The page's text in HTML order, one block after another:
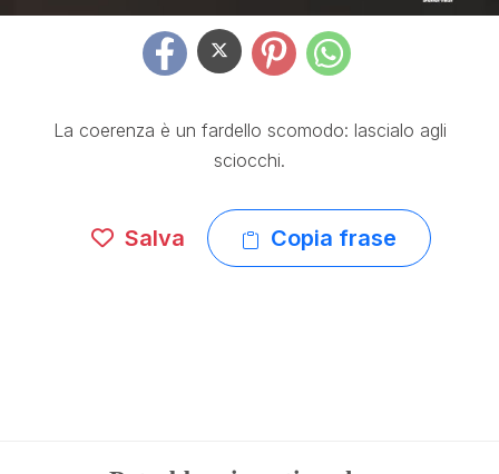
La coerenza è un fardello scomodo: lascialo agli
sciocchi.
Salva Copia frase